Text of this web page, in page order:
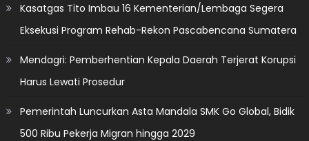
Kasatgas Tito Imbau 16 Kementerian/Lembaga Segera
Eksekusi Program Rehab-Rekon Pascabencana Sumatera
Mendagri: Pemberhentian Kepala Daerah Terjerat Korupsi
Harus Lewati Prosedur
Pemerintah Luncurkan Asta Mandala SMK Go Global, Bidik
500 Ribu Pekerja Migran hingga 2029